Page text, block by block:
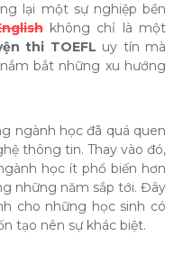
lại một sự nghiệp bền
không chỉ là một
thi TOEFL uy tín mà
bắt những xu hướng
ngành học đã quá quen
thông tin. Thay vào đó,
học ít phổ biến hơn
những năm sắp tới. Đây
cho những học sinh có
tạo nên sự khác biệt.